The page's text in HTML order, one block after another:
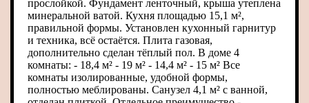
прослойкой. Фундамент ленточный, крыша утеплена
минеральной ватой. Кухня площадью 15,1 м²,
правильной формы. Установлен кухонный гарнитур
и техника, всё остаётся. Плита газовая,
дополнительно сделан тёплый пол. В доме 4
комнаты: - 18,4 м² - 19 м² - 14,4 м² - 15 м² Все
комнаты изолированные, удобной формы,
полностью меблированы. Санузел 4,1 м² с ванной,